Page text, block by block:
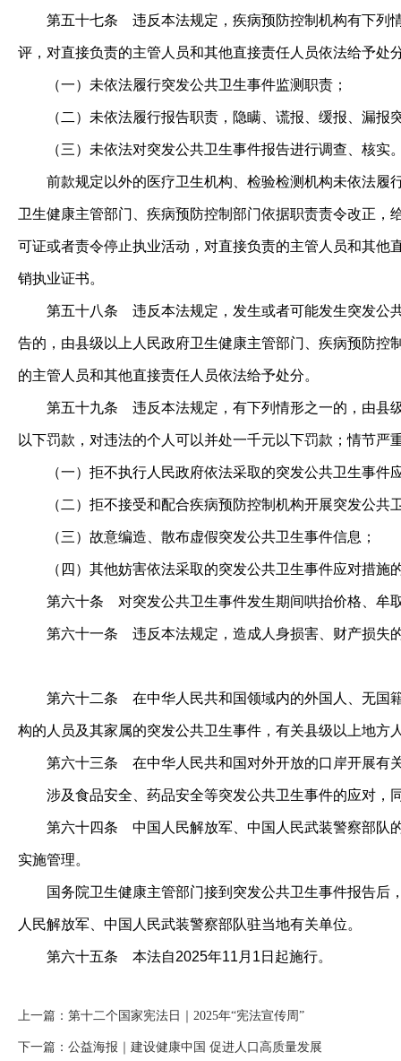
第五十七条 违反本法规定，疾病预防控制机构有下列
评，对直接负责的主管人员和其他直接责任人员依法给予
（一）未依法履行突发公共卫生事件监测职责；
（二）未依法履行报告职责，隐瞒、谎报、缓报、漏报
（三）未依法对突发公共卫生事件报告进行调查、核实
前款规定以外的医疗卫生机构、检验检测机构未依法履
卫生健康主管部门、疾病预防控制部门依据职责责令改正
可证或者责令停止执业活动，对直接负责的主管人员和其
销执业证书。
第五十八条 违反本法规定，发生或者可能发生突发公
告的，由县级以上人民政府卫生健康主管部门、疾病预防
的主管人员和其他直接责任人员依法给予处分。
第五十九条 违反本法规定，有下列情形之一的，由县
以下罚款，对违法的个人可以并处一千元以下罚款；情节
（一）拒不执行人民政府依法采取的突发公共卫生事件
（二）拒不接受和配合疾病预防控制机构开展突发公共
（三）故意编造、散布虚假突发公共卫生事件信息；
（四）其他妨害依法采取的突发公共卫生事件应对措施
第六十条 对突发公共卫生事件发生期间哄抬价格、牟
第六十一条 违反本法规定，造成人身损害、财产损失
第六十二条 在中华人民共和国领域内的外国人、无国
构的人员及其家属的突发公共卫生事件，有关县级以上地方
第六十三条 在中华人民共和国对外开放的口岸开展有
涉及食品安全、药品安全等突发公共卫生事件的应对，
第六十四条 中国人民解放军、中国人民武装警察部队
实施管理。
国务院卫生健康主管部门接到突发公共卫生事件报告后
人民解放军、中国人民武装警察部队驻当地有关单位。
第六十五条 本法自2025年11月1日起施行。
上一篇： 第十二个国家宪法日｜2025年“宪法宣传周”
下一篇： 公益海报｜建设健康中国 促进人口高质量发展